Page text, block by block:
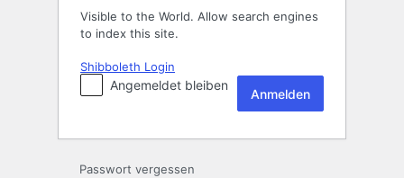
Visible to the World. Allow search engines
to index this site.
Shibboleth Login
Angemeldet bleiben
Passwort vergessen